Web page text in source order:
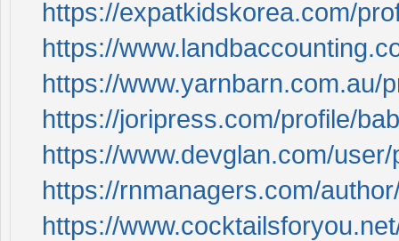
https://expatkidskorea.com/
https://
https://www.yarnbarn.com.au/
https://joripress.com/profile/
https://www.devglan.com/
https://rnmanagers.com/
https://